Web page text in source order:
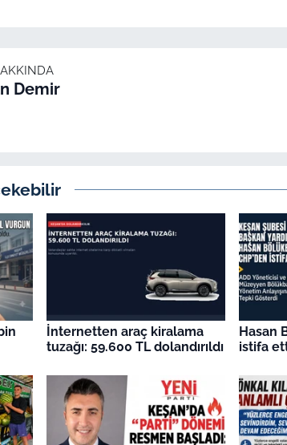
Demir
İnternetten araç kiralama
tuzağı: 59.600 TL dolandırıldı
Hasan
istifa